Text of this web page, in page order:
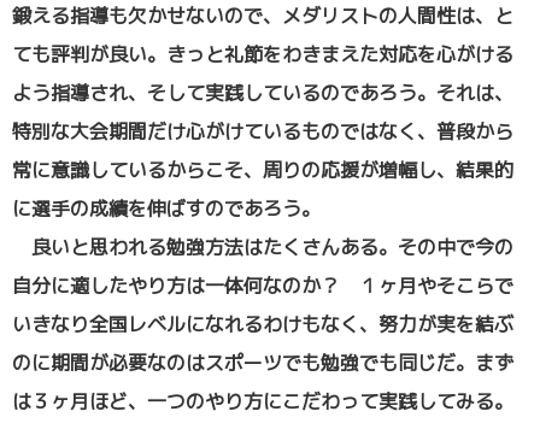
鍛える指導も欠かせないので、メダリストの人間性は、と
ても評判が良い。きっと礼節をわきまえた対応を心がける
よう指導され、そして実践しているのであろう。それは、
特別な大会期間だけ心がけているものではなく、普段から
常に意識しているからこそ、周りの応援が増幅し、結果的
に選手の成績を伸ばすのであろう。
良いと思われる勉強方法はたくさんある。その中で今の
自分に適したやり方は一体何なのか？ １ヶ月やそこらで
いきなり全国レベルになれるわけもなく、努力が実を結ぶ
のに期間が必要なのはスポーツでも勉強でも同じだ。まず
は３ヶ月ほど、一つのやり方にこだわって実践してみる。